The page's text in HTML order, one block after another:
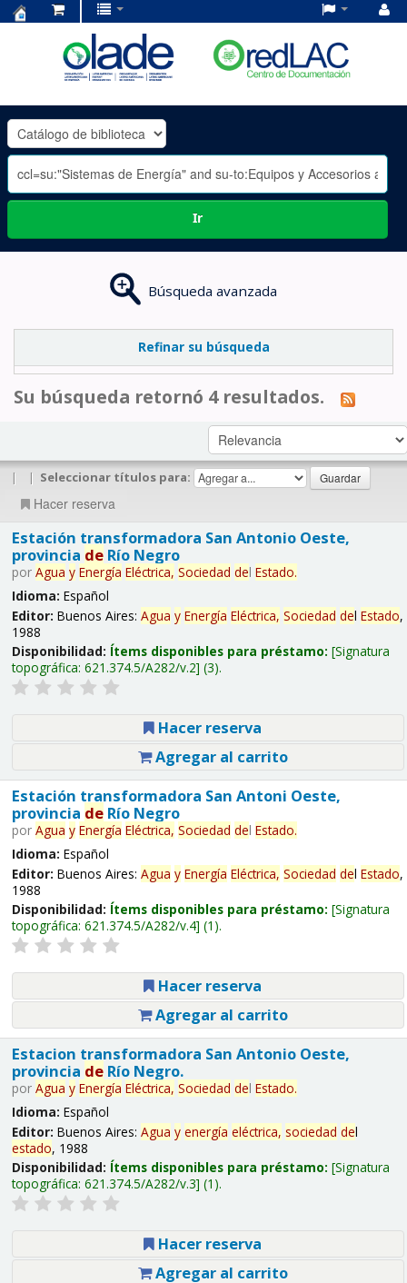
OLADE
-
Ir
Búsqueda avanzada
Refinar su búsqueda
Su búsqueda retornó 4 resultados.
| | Seleccionar títulos para:
Hacer reserva
Estación transformadora San Antonio Oeste,
provincia deRío Negro
por Agua y Energía Eléctrica, Sociedad del Estado.
Idioma: Español
Editor: Buenos Aires: Agua y Energía Eléctrica, Sociedad del Estado,
1988
Disponibilidad: Ítems disponibles para préstamo: Signatura
topográfica: 621.374.5/A282/v.2 (3).
Hacer reserva
Agregar al carrito
Estación transformadora San Antoni Oeste,
provincia deRío Negro
por Agua y Energía Eléctrica, Sociedad del Estado.
Idioma: Español
Editor: Buenos Aires: Agua y Energía Eléctrica, Sociedad del Estado,
1988
Disponibilidad: Ítems disponibles para préstamo: Signatura
topográfica: 621.374.5/A282/v.4 (1).
Hacer reserva
Agregar al carrito
Estacion transformadora San Antonio Oeste,
provincia deRío Negro.
por Agua y Energía Eléctrica, Sociedad del Estado.
Idioma: Español
Editor: Buenos Aires: Agua y energía eléctrica, sociedad del
estado, 1988
Disponibilidad: Ítems disponibles para préstamo: Signatura
topográfica: 621.374.5/A282/v.3 (1).
Hacer reserva
Agregar al carrito